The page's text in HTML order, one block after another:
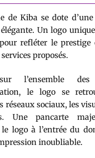
de Kiba se dote
Un logo
refléter le prestige
proposés.
l’ensemble
le logo se
réseaux sociaux, les
Une pancarte
logo à l’entrée du
inoubliable.